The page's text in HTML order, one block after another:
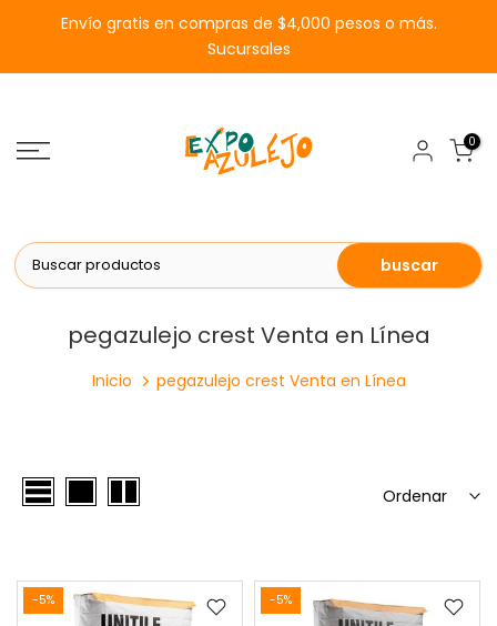
contenido
Envío gratis en compras de $4,000 pesos o más.
Sucursales
0
buscar
pegazulejo crest Venta en Línea
Inicio pegazulejo crest Venta en Línea
Ordenar
-5% -5%